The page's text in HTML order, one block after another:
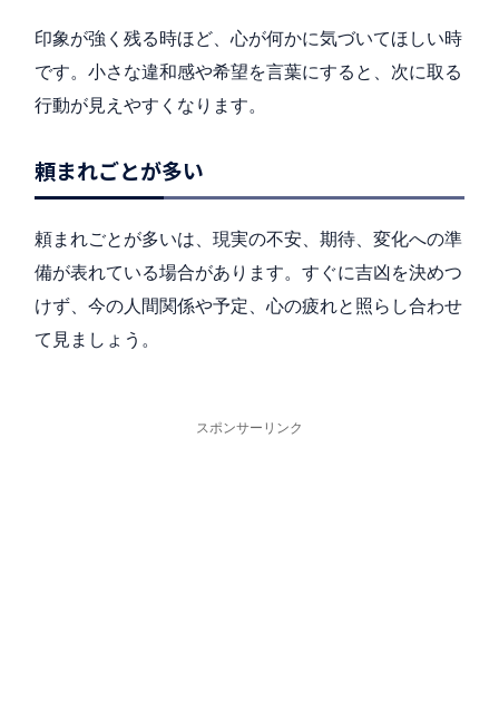
印象が強く残る時ほど、心が何かに気づいてほしい時
です。小さな違和感や希望を言葉にすると、次に取る
行動が見えやすくなります。
頼まれごとが多い
頼まれごとが多いは、現実の不安、期待、変化への準
備が表れている場合があります。すぐに吉凶を決めつ
けず、今の人間関係や予定、心の疲れと照らし合わせ
て見ましょう。
スポンサーリンク